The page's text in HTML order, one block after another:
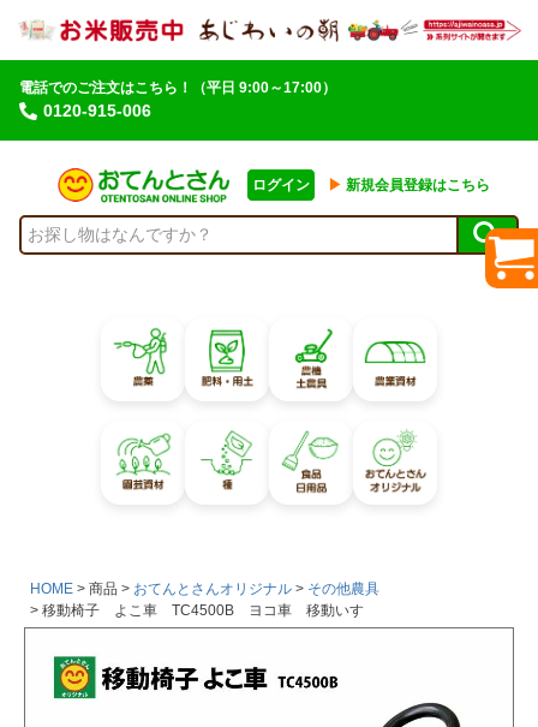
電話でのご注文はこちら！
0120-915-006
（平日 9:00～17:00）
ログイン ▶︎ 新規会員登録はこちら
HOME 商品 おてんとさんオリジナル
その他農具
移動椅子 よこ車 TC4500B ヨコ車 移動いす